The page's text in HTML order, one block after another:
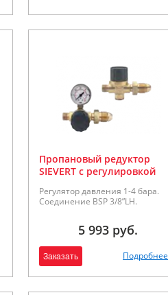
Пропановый редуктор
SIEVERT с регулировкой
Регулятор давления 1-4 бара.
Соединение BSP 3/8”LH.
5 993 руб.
Заказать Подробнее